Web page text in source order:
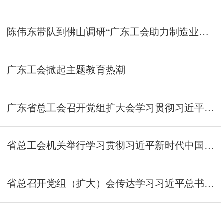
陈伟东带队到佛山调研“广东工会助力制造业当家”课题
广东工会掀起主题教育热潮
广东省总工会召开党组扩大会学习贯彻习近平总书记重要指示精神
省总工会机关举行学习贯彻习近平新时代中国特色社会主义思想主题教育读书班开班式
省总召开党组（扩大）会传达学习习近平总书记视察广东重要讲话重要指示精神